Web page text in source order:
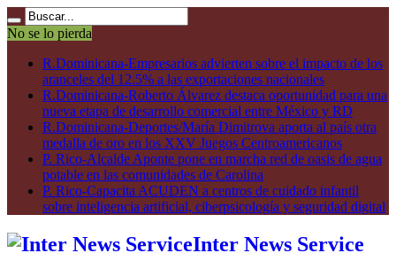
No se lo pierda
R.Dominicana-Empresarios advierten sobre el impacto de los
aranceles del 12.5% a las exportaciones nacionales
R.Dominicana-Roberto Álvarez destaca oportunidad para una
nueva etapa de desarrollo comercial entre México y RD
R.Dominicana-Deportes/María Dimitrova aporta al país otra
medalla de oro en los XXV Juegos Centroamericanos
P. Rico-Alcalde Aponte pone en marcha red de oasis de agua
potable en las comunidades de Carolina
P. Rico-Capacita ACUDEN a centros de cuidado infantil
sobre inteligencia artificial, ciberpsicología y seguridad digital
Inter News Service